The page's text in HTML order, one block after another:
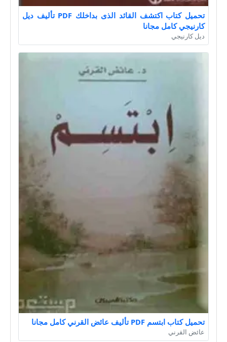
تحميل كتاب اكتشف القائد الذى بداخلك PDF تأليف ديل
كارنيجي كامل مجانا
ديل كارنيجي
تحميل كتاب ابتسم PDF تأليف عائض القرني كامل مجانا
عائض القرني